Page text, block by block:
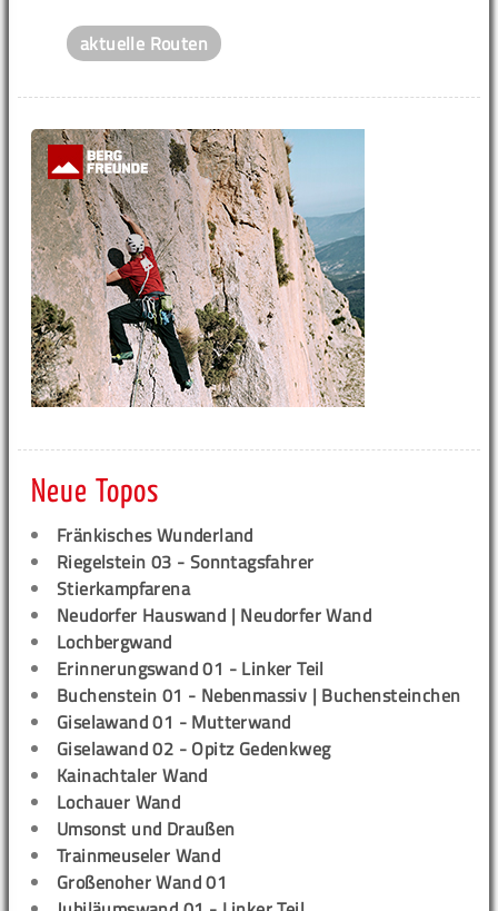
aktuelle Routen
Neue Topos
Fränkisches Wunderland
Riegelstein 03 - Sonntagsfahrer
Stierkampfarena
Neudorfer Hauswand | Neudorfer Wand
Lochbergwand
Erinnerungswand 01 - Linker Teil
Buchenstein 01 - Nebenmassiv | Buchensteinchen
Giselawand 01 - Mutterwand
Giselawand 02 - Opitz Gedenkweg
Kainachtaler Wand
Lochauer Wand
Umsonst und Draußen
Trainmeuseler Wand
Großenoher Wand 01